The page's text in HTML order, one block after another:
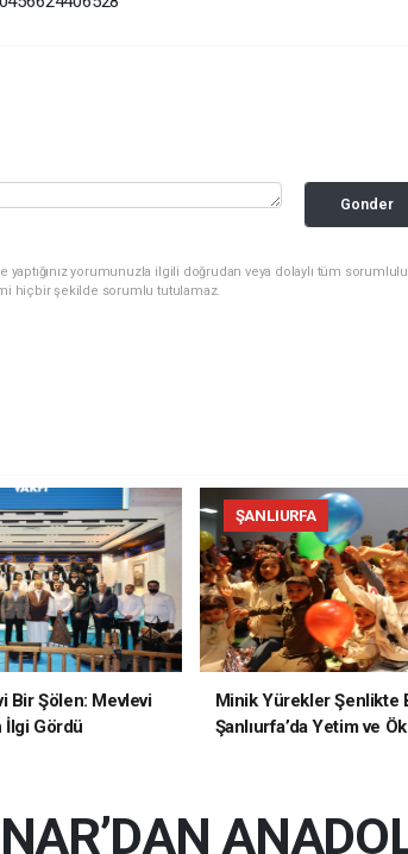
Gonder
yorumunuzla ilgili doğrudan veya dolaylı tüm
hiçbir şekilde sorumlu tutulamaz.
Bir Şölen: Mevlevi
İlgi Gördü
ŞANLIURFA
Minik Yürekler Şenlikte
Şanlıurfa’da Yetim ve